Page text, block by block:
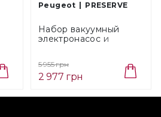
Peugeot PRESERVE
Набор вакуумный
электронасос и
(210922)
5 955 грн
2 977 грн